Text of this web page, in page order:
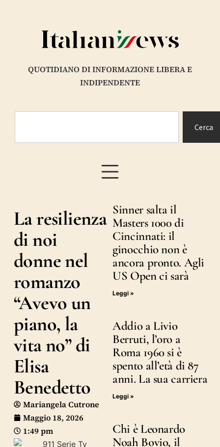
QUOTIDIANO DI INFORMAZIONE LIBERA E
INDIPENDENTE
Cerca
La resilienza
di noi
donne nel
romanzo
“Avevo un
piano, la
vita no” di
Elisa
Benedetto
Mariangela Cutrone
Maggio 18, 2026
1:49 pm
Sinner salta il
Masters 1000 di
Cincinnati: il
ginocchio non è
ancora pronto. Agli
US Open ci sarà
Leggi »
Addio a Livio
Berruti, l’oro a
Roma 1960 si è
spento all’età di 87
anni. La sua carriera
Leggi »
Chi è Leonardo
Noah Bovio, il